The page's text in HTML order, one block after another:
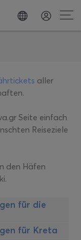
aller
Seite einfach
Reiseziele
den Häfen
für die
für Kreta